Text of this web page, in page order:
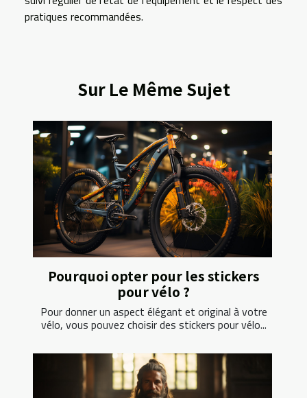
pratiques recommandées.
Sur Le Même Sujet
Pourquoi opter pour les stickers
pour vélo ?
Pour donner un aspect élégant et original à votre
vélo, vous pouvez choisir des stickers pour vélo...